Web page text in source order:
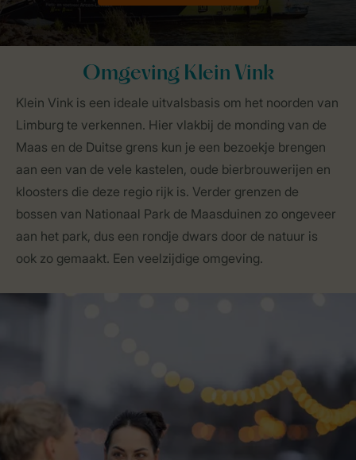
Omgeving Klein Vink
Klein Vink is een ideale uitvalsbasis om het noorden van
Limburg te verkennen. Hier vlakbij de monding van de
Maas en de Duitse grens kun je een bezoekje brengen
aan een van de vele kastelen, oude bierbrouwerijen en
kloosters die deze regio rijk is. Verder grenzen de
bossen van Nationaal Park de Maasduinen zo ongeveer
aan het park, dus een rondje dwars door de natuur is
ook zo gemaakt. Een veelzijdige omgeving.